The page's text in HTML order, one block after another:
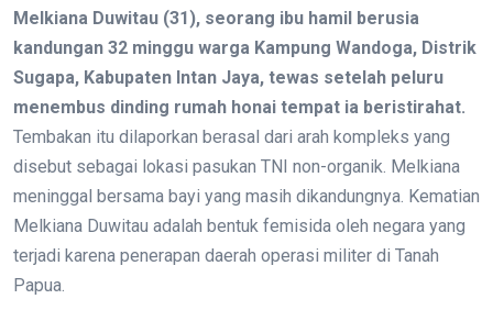
Melkiana Duwitau (31), seorang ibu hamil berusia
kandungan 32 minggu warga Kampung Wandoga, Distrik
Sugapa, Kabupaten Intan Jaya, tewas setelah peluru
menembus dinding rumah honai tempat ia beristirahat.
Tembakan itu dilaporkan berasal dari arah kompleks yang
disebut sebagai lokasi pasukan TNI non-organik. Melkiana
meninggal bersama bayi yang masih dikandungnya. Kematian
Melkiana Duwitau adalah bentuk femisida oleh negara yang
terjadi karena penerapan daerah operasi militer di Tanah
Papua.